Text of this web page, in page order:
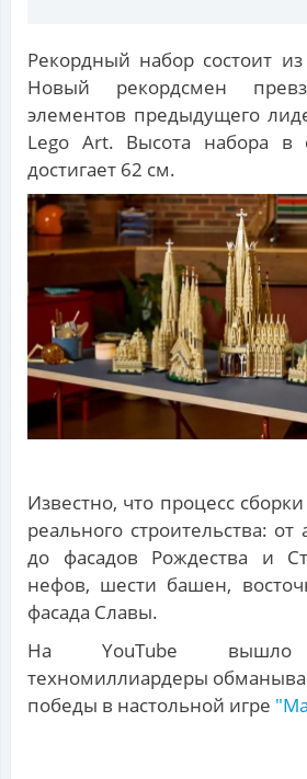
Рекордный набор состоит
Новый рекордсмен
элементов предыдущего
Lego Art. Высота набора в
достигает 62 см.
Известно, что процесс
реального строительства:
до фасадов Рождества и
нефов, шести башен,
фасада Славы.
На YouTube
техномиллиардеры
победы в настольной игре